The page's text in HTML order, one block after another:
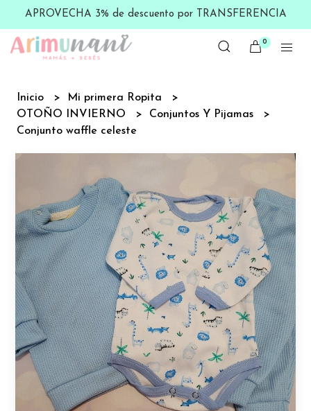
APROVECHA 3% de descuento por TRANSFERENCIA
0
Inicio
Mi primera Ropita
OTOÑO INVIERNO
Conjuntos Y Pijamas
Conjunto waffle celeste